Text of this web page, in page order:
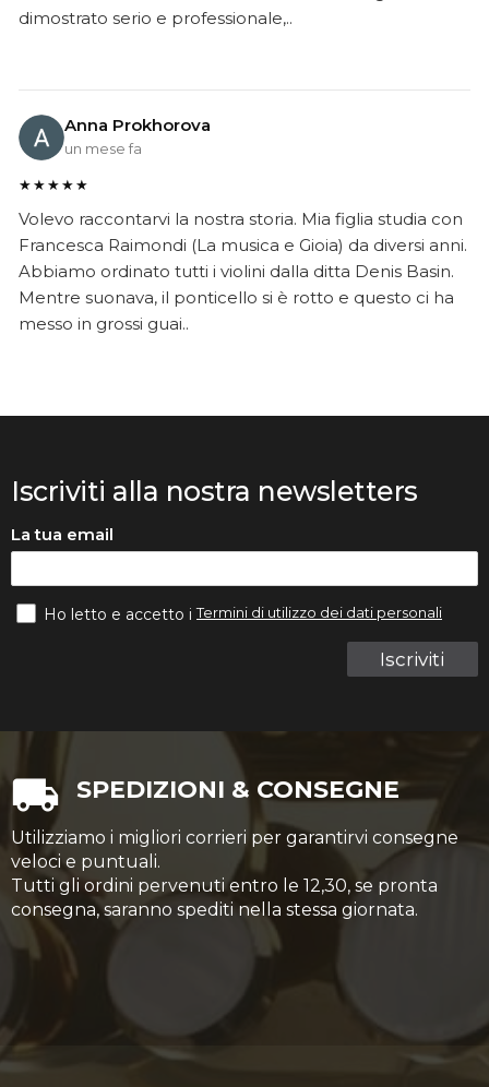
dimostrato serio e professionale,..
Anna Prokhorova
un mese fa
★★★★★
Volevo raccontarvi la nostra storia. Mia figlia studia con
Francesca Raimondi (La musica e Gioia) da diversi anni.
Abbiamo ordinato tutti i violini dalla ditta Denis Basin.
Mentre suonava, il ponticello si è rotto e questo ci ha
messo in grossi guai..
Iscriviti alla nostra newsletters
La tua email
Iscriviti
Ho letto e accetto iTermini di utilizzo dei dati personali
SPEDIZIONI & CONSEGNE
Utilizziamo i migliori corrieri per garantirvi consegne
veloci e puntuali.
Tutti gli ordini pervenuti entro le 12,30, se pronta
consegna, saranno spediti nella stessa giornata.